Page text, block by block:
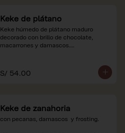
Keke de plátano
Keke húmedo de plátano maduro
decorado con brillo de chocolate,
macarrones y damascos.
soles e incluyen impuestos de ley y
recargo al consumo.
S/ 54.00
Keke de zanahoria
con pecanas, damascos  y frosting.